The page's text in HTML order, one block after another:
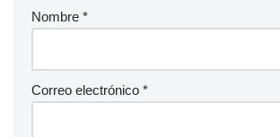
Nombre *
Correo electrónico *